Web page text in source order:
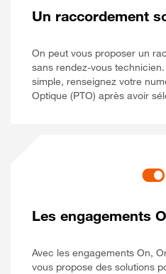
Un raccordement
On peut vous proposer un
sans rendez-vous
simple, renseignez votre
Optique (PTO) après avoir
Les engagements
Avec les engagements On,
vous propose des solutions